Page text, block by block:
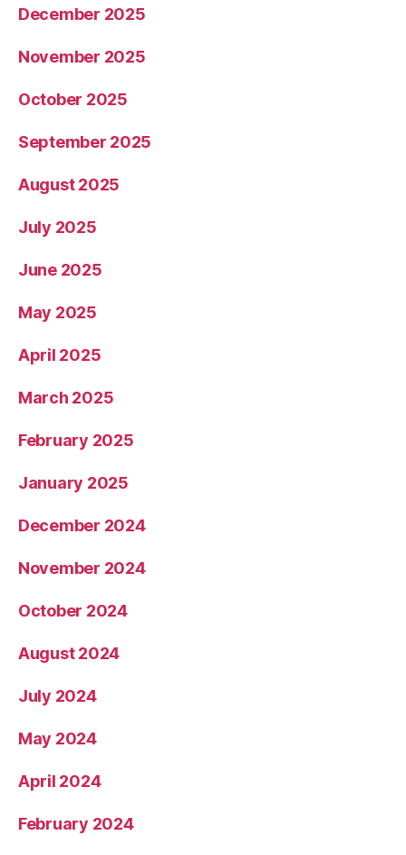
December 2025
November 2025
October 2025
September 2025
August 2025
July 2025
June 2025
May 2025
April 2025
March 2025
February 2025
January 2025
December 2024
November 2024
October 2024
August 2024
July 2024
May 2024
April 2024
February 2024